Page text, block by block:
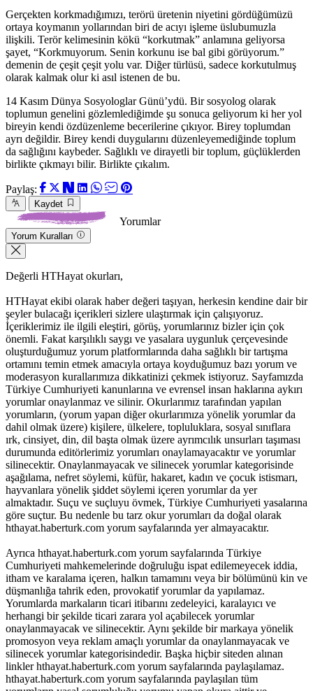
Gerçekten korkmadığımızı, terörü üretenin niyetini gördüğümüzü
ortaya koymanın yollarından biri de acıyı işleme üslubumuzla
ilişkili. Terör kelimesinin kökü “korkutmak” anlamına geliyorsa
şayet, “Korkmuyorum. Senin korkunu ise bal gibi görüyorum.”
demenin de çeşit çeşit yolu var. Diğer türlüsü, sadece korkutulmuş
olarak kalmak olur ki asıl istenen de bu.
14 Kasım Dünya Sosyologlar Günü’ydü. Bir sosyolog olarak
toplumun genelini gözlemlediğimde şu sonuca geliyorum ki her yol
bireyin kendi özdüzenleme becerilerine çıkıyor. Birey toplumdan
ayrı değildir. Birey kendi duygularını düzenleyemediğinde toplum
da sağlığını kaybeder. Sağlıklı ve dirayetli bir toplum, güçlüklerden
birlikte çıkmayı bilir. Birlikte çıkalım.
Paylaş:
Kaydet
Yorumlar
Yorum Kuralları
Değerli HTHayat okurları,
HTHayat ekibi olarak haber değeri taşıyan, herkesin kendine dair bir
şeyler bulacağı içerikleri sizlere ulaştırmak için çalışıyoruz.
İçeriklerimiz ile ilgili eleştiri, görüş, yorumlarınız bizler için çok
önemli. Fakat karşılıklı saygı ve yasalara uygunluk çerçevesinde
oluşturduğumuz yorum platformlarında daha sağlıklı bir tartışma
ortamını temin etmek amacıyla ortaya koyduğumuz bazı yorum ve
moderasyon kurallarımıza dikkatinizi çekmek istiyoruz. Sayfamızda
Türkiye Cumhuriyeti kanunlarına ve evrensel insan haklarına aykırı
yorumlar onaylanmaz ve silinir. Okurlarımız tarafından yapılan
yorumların, (yorum yapan diğer okurlarımıza yönelik yorumlar da
dahil olmak üzere) kişilere, ülkelere, topluluklara, sosyal sınıflara
ırk, cinsiyet, din, dil başta olmak üzere ayrımcılık unsurları taşıması
durumunda editörlerimiz yorumları onaylamayacaktır ve yorumlar
silinecektir. Onaylanmayacak ve silinecek yorumlar kategorisinde
aşağılama, nefret söylemi, küfür, hakaret, kadın ve çocuk istismarı,
hayvanlara yönelik şiddet söylemi içeren yorumlar da yer
almaktadır. Suçu ve suçluyu övmek, Türkiye Cumhuriyeti yasalarına
göre suçtur. Bu nedenle bu tarz okur yorumları da doğal olarak
hthayat.haberturk.com yorum sayfalarında yer almayacaktır.
Ayrıca hthayat.haberturk.com yorum sayfalarında Türkiye
Cumhuriyeti mahkemelerinde doğruluğu ispat edilemeyecek iddia,
itham ve karalama içeren, halkın tamamını veya bir bölümünü kin ve
düşmanlığa tahrik eden, provokatif yorumlar da yapılamaz.
Yorumlarda markaların ticari itibarını zedeleyici, karalayıcı ve
herhangi bir şekilde ticari zarara yol açabilecek yorumlar
onaylanmayacak ve silinecektir. Aynı şekilde bir markaya yönelik
promosyon veya reklam amaçlı yorumlar da onaylanmayacak ve
silinecek yorumlar kategorisindedir. Başka hiçbir siteden alınan
linkler hthayat.haberturk.com yorum sayfalarında paylaşılamaz.
hthayat.haberturk.com yorum sayfalarında paylaşılan tüm